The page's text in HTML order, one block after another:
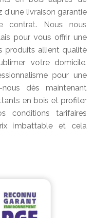
d'une livraison garantie
contrat. Nous nous
pour vous offrir une
produits allient qualité
votre domicile.
pour une
nous dès maintenant
en bois et profiter
conditions tarifaires
imbattable et cela